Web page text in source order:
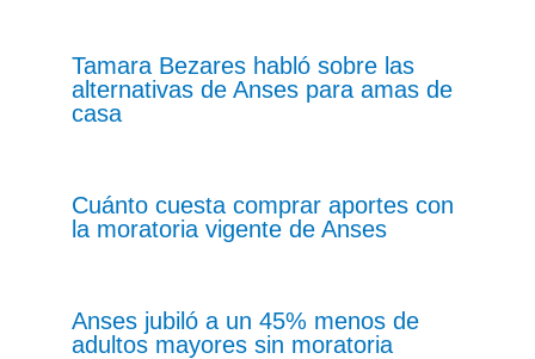
Tamara Bezares habló sobre las
alternativas de Anses para amas de
casa
Cuánto cuesta comprar aportes con
la moratoria vigente de Anses
Anses jubiló a un 45% menos de
adultos mayores sin moratoria